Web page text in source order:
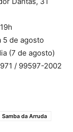
5 de agosto
(7 de agosto)
/ 99597-2002
Samba da Arruda